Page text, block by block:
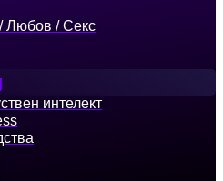
Любов / Секс
интелект